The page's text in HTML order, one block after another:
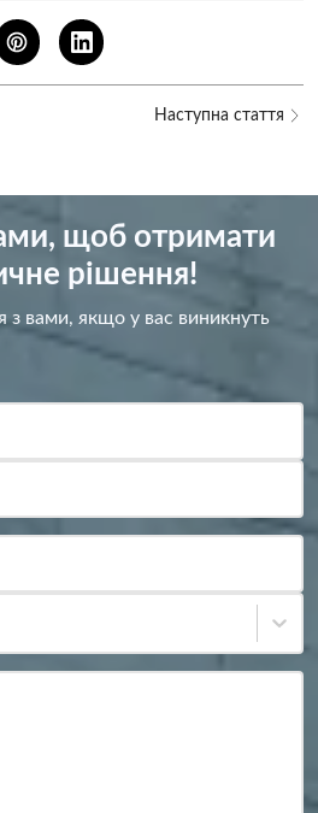
Наступна стаття
щоб отримати
рішення!
з вами, якщо у вас виникнуть